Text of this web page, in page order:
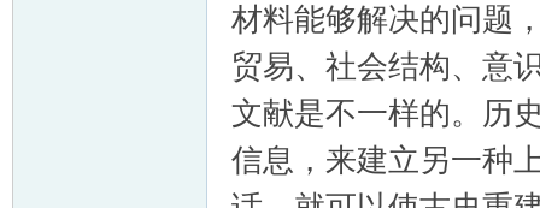
材料能够解决的问题
贸易、社会结构、意
文献是不一样的。历
信息，来建立另一种